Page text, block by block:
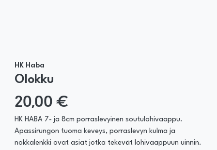
HK Haba
Olokku
20,00 €
HK HABA 7- ja 8cm porraslevyinen soutulohivaappu.
Apassirungon tuoma keveys, porraslevyn kulma ja
nokkalenkki ovat asiat jotka tekevät lohivaappuun uinnin.